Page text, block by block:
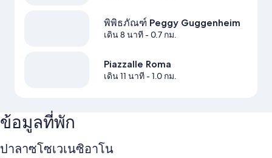
พิพิธภัณฑ์ Peggy Guggenheim
เดิน 8 นาที- 0.7 กม.
Piazzalle Roma
เดิน 11 นาที- 1.0 กม.
ข้อมูลที่พัก
ปาลาซโซเวเนซิอาโน